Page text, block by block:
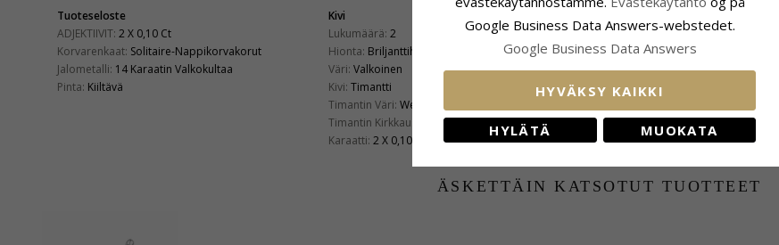
Tuoteseloste
ADJEKTIIVIT: 2 X 0,10 Ct
Korvarenkaat: Solitaire-Nappikorvakorut
Jalometalli: 14 Karaatin Valkokultaa
Pinta: Kiiltävä
Kivi
Lukumäärä: 2
Hionta: Briljanttihiottu
Väri: Valkoinen
Kivi: Timantti
Timantin Väri: Wesselton
Timantin Kirkkaus:
Karaatti: 2 X 0,10
Läpimitta: 3,5 mm
Syvyys:3,7 mm
ÄSKETTÄIN KATSOTUT TUOTTEET
Google Business Data Answers-webstedet.
Google Business Data Answers
HYVÄKSY KAIKKI
HYLÄTÄ MUOKATA